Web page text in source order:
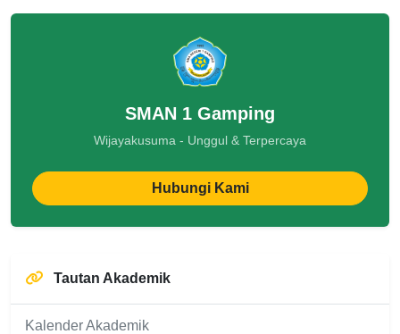
SMAN 1 Gamping
Wijayakusuma - Unggul & Terpercaya
Hubungi Kami
Tautan Akademik
Kalender Akademik